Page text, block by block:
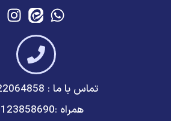
تماس با ما : 22064858-021
همراه :09123858690